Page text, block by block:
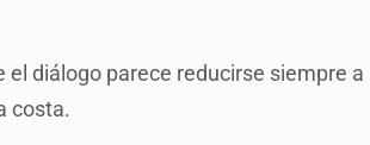
diálogo parece reducirse siempre a
costa.